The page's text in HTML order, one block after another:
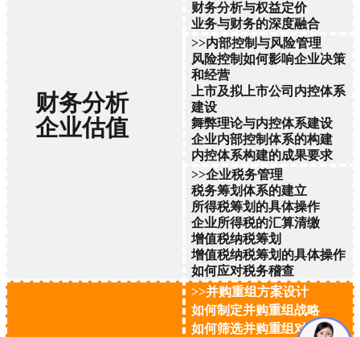
财务分析
企业估值
财务分析与权益定价
业务与财务的深度融合
>>内部控制与风险管理
风险控制如何影响企业决策
和经营
上市及拟上市公司内控体系
建设
舞弊理论与内控体系建设
企业内部控制体系的构建
内控体系构建的成果要求
>>企业税务管理
税务筹划体系的建立
所得税筹划的具体操作
企业所得税的汇算清缴
增值税纳税筹划
增值税纳税筹划的具体操作
如何应对税务稽查
>>并购重组方案设计
如何制定并购重组战略
如何筛选并购重组对象